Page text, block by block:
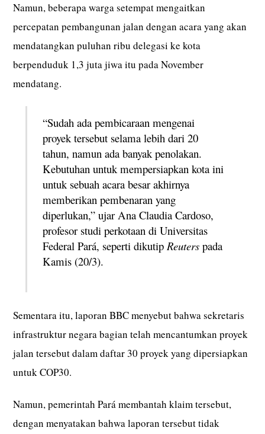
Namun, beberapa warga setempat mengaitkan
percepatan pembangunan jalan dengan acara yang akan
mendatangkan puluhan ribu delegasi ke kota
berpenduduk 1,3 juta jiwa itu pada November
mendatang.
“Sudah ada pembicaraan mengenai
proyek tersebut selama lebih dari 20
tahun, namun ada banyak penolakan.
Kebutuhan untuk mempersiapkan kota ini
untuk sebuah acara besar akhirnya
memberikan pembenaran yang
diperlukan,” ujar Ana Claudia Cardoso,
profesor studi perkotaan di Universitas
Federal Pará, seperti dikutip Reuterspada
Kamis (20/3).
Sementara itu, laporan BBC menyebut bahwa sekretaris
infrastruktur negara bagian telah mencantumkan proyek
jalan tersebut dalam daftar 30 proyek yang dipersiapkan
untuk COP30.
Namun, pemerintah Pará membantah klaim tersebut,
dengan menyatakan bahwa laporan tersebut tidak